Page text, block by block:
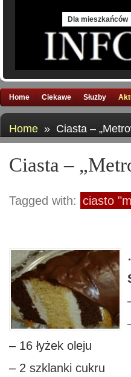
Dla mieszkańców
Home Ciekawe Służby
Home » Ciasta –
Ciasta –
Tagged with: ciasto
– 16 łyżek oleju
– 2 szklanki cukru